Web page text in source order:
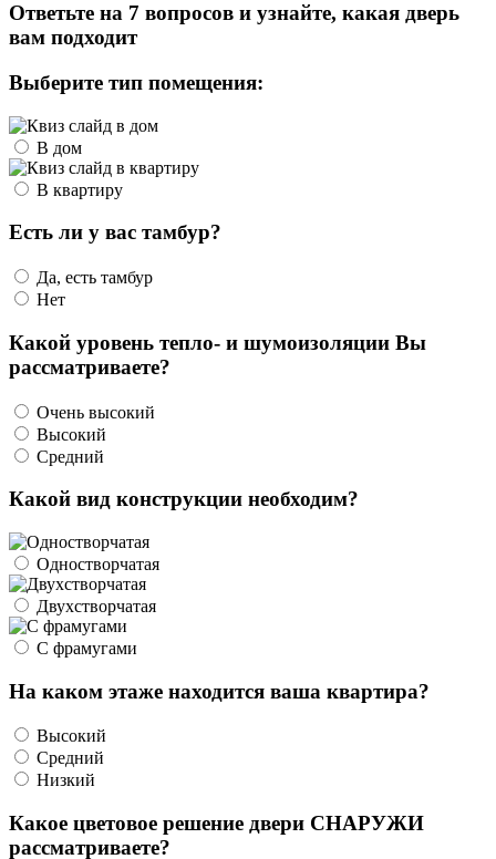
Ответьте на 7 вопросов и узнайте, какая дверь
вам подходит
Выберите тип помещения:
В дом
В квартиру
Есть ли у вас тамбур?
Да, есть тамбур
Нет
Какой уровень тепло- и шумоизоляции Вы
рассматриваете?
Очень высокий
Высокий
Средний
Какой вид конструкции необходим?
Одностворчатая
Двухстворчатая
С фрамугами
На каком этаже находится ваша квартира?
Высокий
Средний
Низкий
Какое цветовое решение двери СНАРУЖИ
рассматриваете?